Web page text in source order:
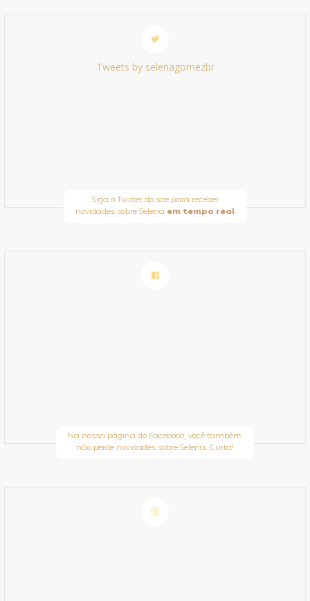
Tweets by selenagomezbr
Siga o Twitter do site para receber
novidades sobre Selena em tempo real
Na nossa página do Facebook, você também
não perde novidades sobre Selena. Curta!